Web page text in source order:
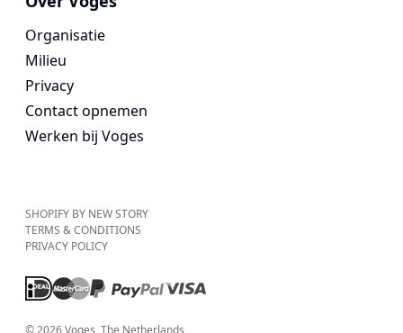
Organisatie
Milieu
Privacy
Contact opnemen
Werken bij Voges
SHOPIFY BY NEW STORY
TERMS & CONDITIONS
PRIVACY POLICY
© 2026Voges , The Netherlands